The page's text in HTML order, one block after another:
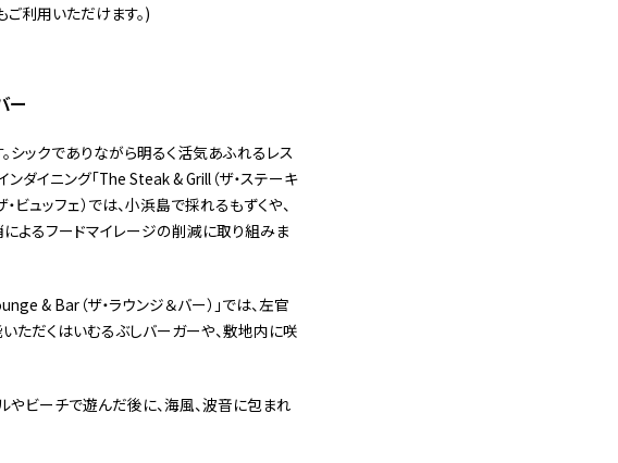
利用いただけます。)
ー
シックでありながら明るく活気あふれるレス
ダイニング「The Steak & Grill（ザ・ステーキ
ビュッフェ）では、小浜島で採れるもずくや、
よるフードマイレージの削減に取り組みま
& Bar（ザ・ラウンジ＆バー）」では、左官
ただくはいむるぶしバーガーや、敷地内に咲
やビーチで遊んだ後に、海風、波音に包まれ